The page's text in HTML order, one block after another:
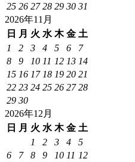
25 26 27 28 29 30 31
2026年11月
日
月 火 水 木 金 土
1
2 3 4 5 6
7
8
9 10 11 12 13 14
15 16 17 18 19 20 21
22 23 24 25 26 27 28
29 30
2026年12月
日
月 火 水 木 金 土
1
2 3 4
5
6
7 8 9 10 11 12